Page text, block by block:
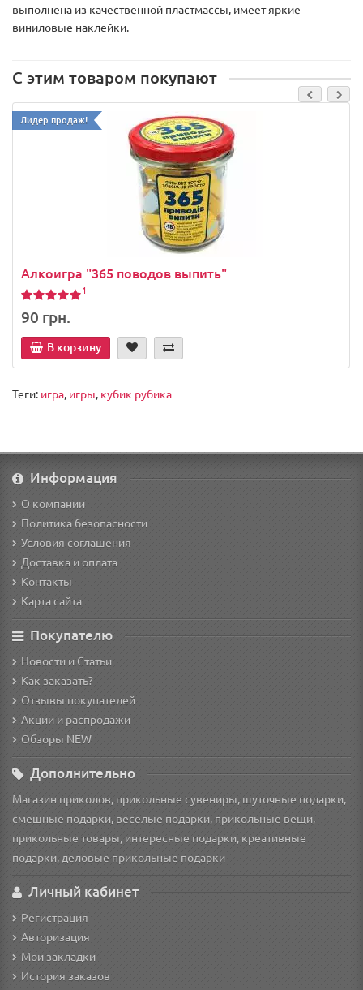
выполнена из качественной пластмассы, имеет яркие
виниловые наклейки.
С этим товаром покупают
Лидер продаж!
Алкоигра "365 поводов выпить"
1
90 грн.
В корзину
Теги: игра, игры, кубик рубика
Информация
О компании
Политика безопасности
Условия соглашения
Доставка и оплата
Контакты
Карта сайта
Покупателю
Новости и Статьи
Как заказать?
Отзывы покупателей
Акции и распродажи
Обзоры NEW
Дополнительно
Магазин приколов, прикольные сувениры, шуточные подарки,
смешные подарки, веселые подарки, прикольные вещи,
прикольные товары, интересные подарки, креативные
подарки, деловые прикольные подарки
Личный кабинет
Регистрация
Авторизация
Мои закладки
История заказов